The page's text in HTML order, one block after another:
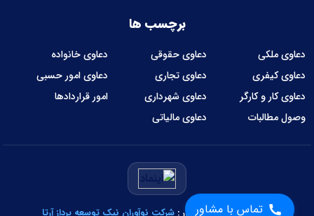
تماس با مشاور
برچسب ها
دعاوی ملکی دعاوی حقوقی
دعاوی خانواده
دعاوی کیفری
دعاوی تجاری
دعاوی امور حسبی
دعاوی کار و کارگر
دعاوی شهرداری
امور قراردادها
وصول مطالبات
دعاوی مالیاتی
طراحی و توسعه نرم‌افزار : شرکت نوآوران نیک توسعه پرداز آرتا